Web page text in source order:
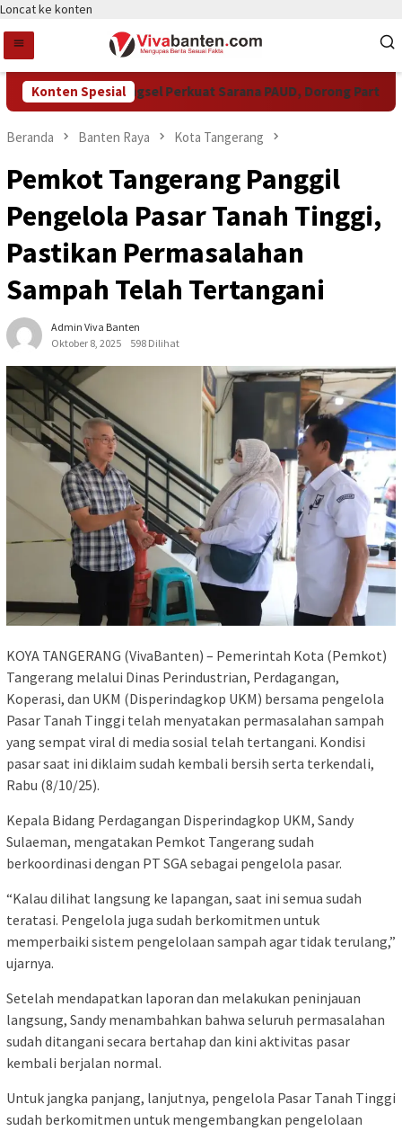
Loncat ke konten
Konten Spesial
Pemkot Tangsel Perkuat Sarana PAUD, Dorong Partisipasi
Beranda Banten Raya Kota Tangerang
Pemkot Tangerang Panggil
Pengelola Pasar Tanah Tinggi,
Pastikan Permasalahan
Sampah Telah Tertangani
Admin Viva Banten
Oktober 8, 2025
598 Dilihat
KOYA TANGERANG (VivaBanten) – Pemerintah Kota (Pemkot)
Tangerang melalui Dinas Perindustrian, Perdagangan,
Koperasi, dan UKM (Disperindagkop UKM) bersama pengelola
Pasar Tanah Tinggi telah menyatakan permasalahan sampah
yang sempat viral di media sosial telah tertangani. Kondisi
pasar saat ini diklaim sudah kembali bersih serta terkendali,
Rabu (8/10/25).
Kepala Bidang Perdagangan Disperindagkop UKM, Sandy
Sulaeman, mengatakan Pemkot Tangerang sudah
berkoordinasi dengan PT SGA sebagai pengelola pasar.
“Kalau dilihat langsung ke lapangan, saat ini semua sudah
teratasi. Pengelola juga sudah berkomitmen untuk
memperbaiki sistem pengelolaan sampah agar tidak terulang,”
ujarnya.
Setelah mendapatkan laporan dan melakukan peninjauan
langsung, Sandy menambahkan bahwa seluruh permasalahan
sudah ditangani secara bertahap dan kini aktivitas pasar
kembali berjalan normal.
Untuk jangka panjang, lanjutnya, pengelola Pasar Tanah Tinggi
sudah berkomitmen untuk mengembangkan pengelolaan